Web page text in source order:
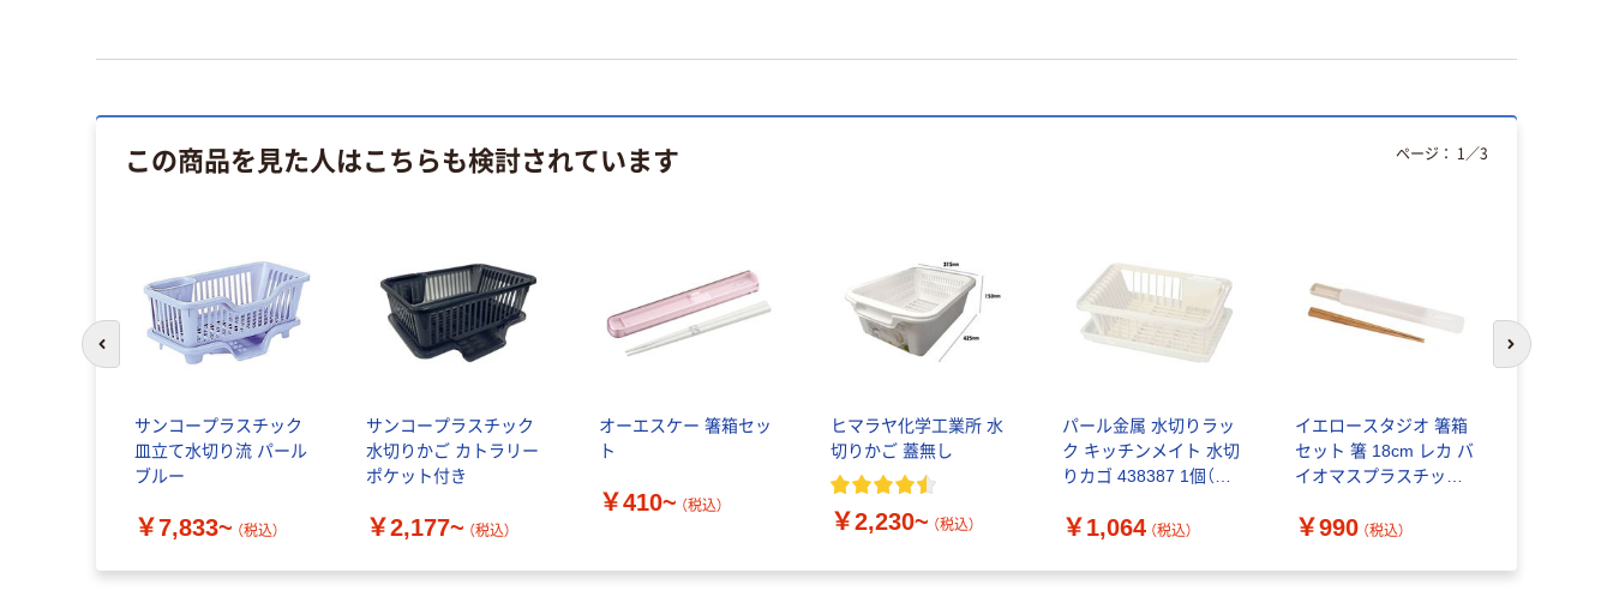
この商品を見た人はこちらも検討されています
サンコープラスチック
皿立て水切り流 パール
ブルー
￥7,833~ （税込）
サンコープラスチック
水切りかご カトラリー
ポケット付き
￥2,177~ （税込）
オーエスケー 箸箱セッ
ト
￥410~ （税込）
ヒマラヤ化学工業所 水
切りかご 蓋無し
￥2,230~ （税込）
パール金属 水切りラッ
ク キッチンメイト 水切
りカゴ 438387 1個（直
￥1,064 （税込）
イエロースタジオ 箸箱
セット 箸 18cm レカ バ
イオマスプラスチック
個（直送品）
￥990 （税込）
ページ： 1 ／3
前のスライドへ 次のスライド